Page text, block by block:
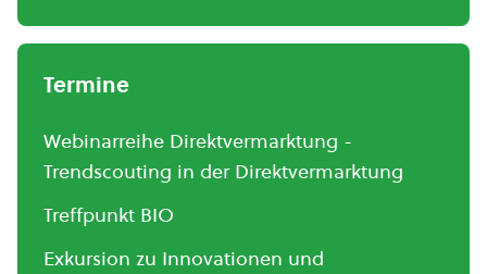
Termine
Webinarreihe Direktvermarktung -
Trendscouting in der Direktvermarktung
Treffpunkt BIO
Exkursion zu Innovationen und